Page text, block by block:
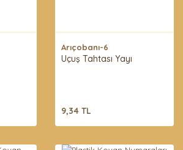
Arıçobanı-6
Uçuş Tahtası Yayı
9,34 TL